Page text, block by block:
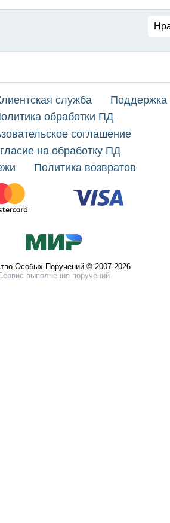
служба
Поддержка
обработки ПД
соглашение
на обработку ПД
Политика возвратов
Особых Поручений © 2007-2026
выполнения поручений